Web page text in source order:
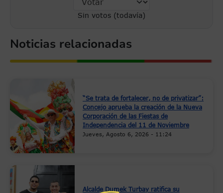
Sin votos (todavía)
Noticias relacionadas
“Se trata de fortalecer, no de privatizar”:
Concejo aprueba la creación de la Nueva
Corporación de las Fiestas de
Independencia del 11 de Noviembre
Jueves, Agosto 6, 2026 - 11:24
Alcalde Dumek Turbay ratifica su